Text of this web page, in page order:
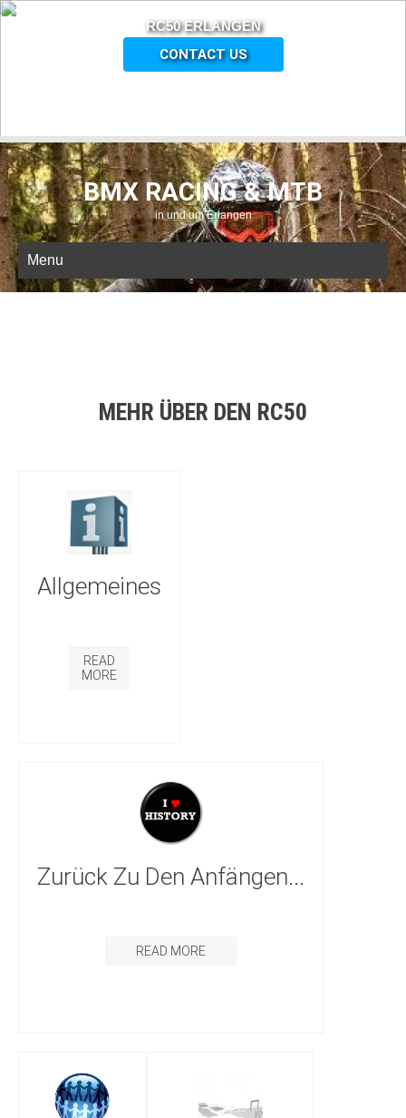
RC50 ERLANGEN
CONTACT US
BMX RACING & MTB
in und um Erlangen
Menu
MEHR ÜBER DEN RC50
Allgemeines
READ
MORE
Zurück Zu Den Anfängen...
READ MORE